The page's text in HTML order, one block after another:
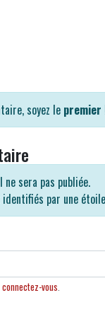
soyez le premier
sera pas publiée.
par une étoile
connectez-vous